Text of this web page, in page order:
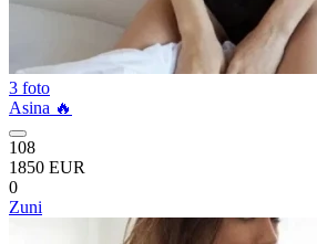
3 foto
Asina 🔥
108
1850 EUR
0
Zuni